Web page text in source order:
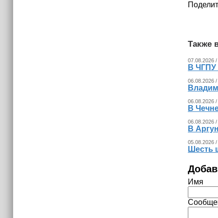
Также
07.08.2026
В ЧГПУ
06.08.2026
06.08.2026
В
06.08.2026 /
В
05.08.2026 /
Шесть
Имя